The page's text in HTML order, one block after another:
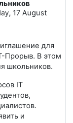
17 August
для
Прорыв. В этом
школьников.
IT
и